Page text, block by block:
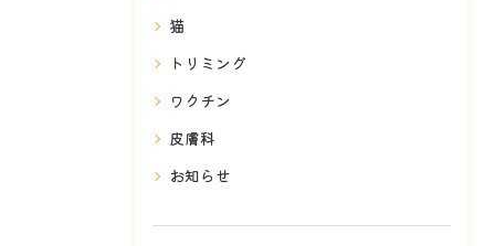
猫
トリミング
ワクチン
皮膚科
お知らせ